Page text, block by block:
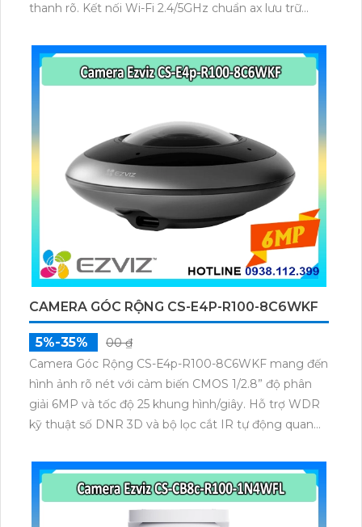
thanh rõ. Kết nối Wi-Fi 2.4/5GHz chuẩn ax lưu trữ
hồng ngoại 10m.
CAMERA GÓC RỘNG CS-E4P-R100-8C6WKF
5%-35%
00 ₫
Camera Góc Rộng CS-E4p-R100-8C6WKF mang đến
hình ảnh rõ nét với cảm biến CMOS 1/2.8” độ phân
giải 6MP và tốc độ 25 khung hình/giây. Hỗ trợ WDR
kỹ thuật số DNR 3D và bộ lọc cắt IR tự động quan
tần lưu trữ thẻ nhớ microSD 512 GB.